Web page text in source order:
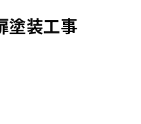
塗装工事